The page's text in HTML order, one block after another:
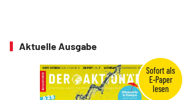
Aktuelle Ausgabe